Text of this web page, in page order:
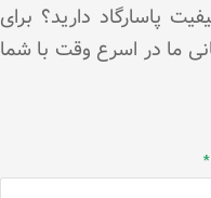
پاسارگاد دارید؟ برای
ما در اسرع وقت با شما